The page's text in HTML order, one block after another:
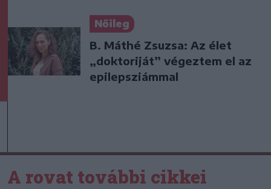
Nőileg
B. Máthé Zsuzsa: Az élet
„doktoriját” végeztem el az
epilepsziámmal
A rovat további cikkei